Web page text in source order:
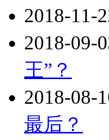
2018-11-
2018-09-
王”？
2018-08-
最后？